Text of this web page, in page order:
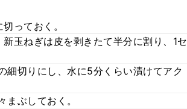
っておく。
玉ねぎは皮を剥きたて半分に割り、1セ
細切りにし、水に5分くらい漬けてアク
ぶしておく。